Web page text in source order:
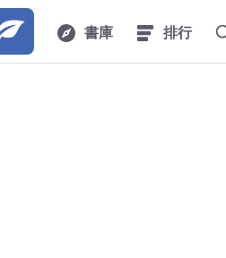
書庫 排行